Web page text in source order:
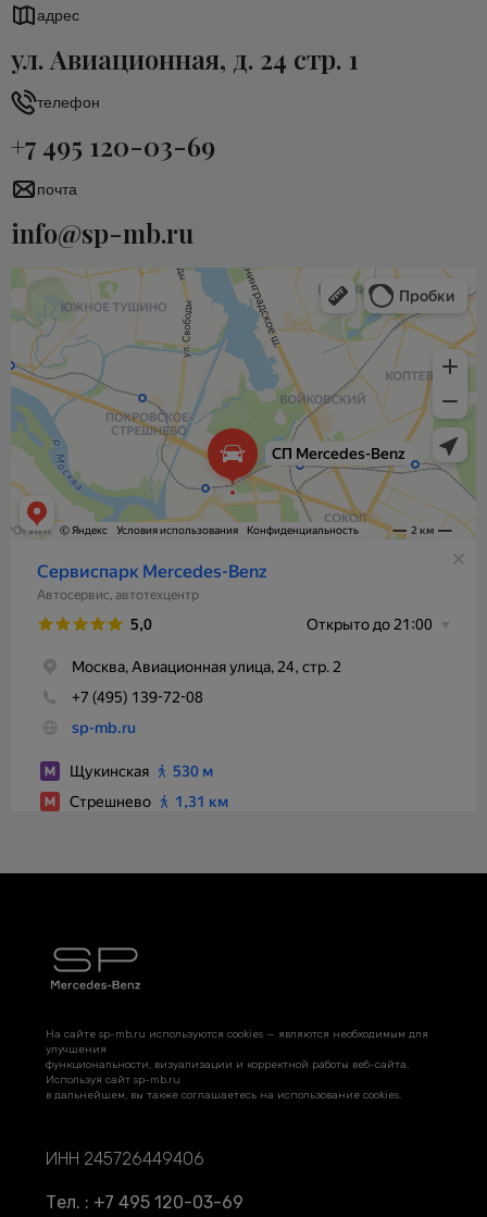
адрес
ул. Авиационная, д. 24 стр. 1
телефон
+7 495 120-03-69
почта
info@sp-mb.ru
На сайте sp-mb.ru используются cookies — являются необходимым для
улучшения
функциональности, визуализации и корректной работы веб-сайта.
Используя сайт sp-mb.ru
в дальнейшем, вы также соглашаетесь на использование cookies.
ИНН 245726449406
Тел. : +7 495 120-03-69